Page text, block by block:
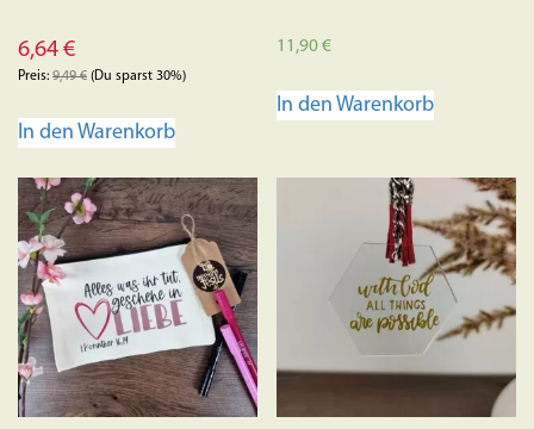
6,64 €
Preis: 9,49€ (Du sparst 30%)
In den Warenkorb
11,90€
In den Warenkorb